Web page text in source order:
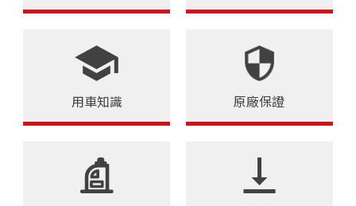
用車知識 原廠保證